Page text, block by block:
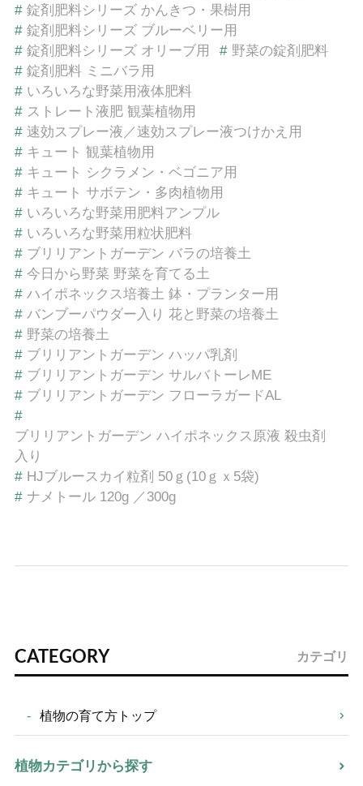
# 錠剤肥料シリーズ かんきつ・果樹用
# 錠剤肥料シリーズ ブルーベリー用
# 錠剤肥料シリーズ オリーブ用 # 野菜の錠剤肥料
# 錠剤肥料 ミニバラ用
# いろいろな野菜用液体肥料
# ストレート液肥 観葉植物用
# 速効スプレー液／速効スプレー液つけかえ用
# キュート 観葉植物用
# キュート シクラメン・ベゴニア用
# キュート サボテン・多肉植物用
# いろいろな野菜用肥料アンプル
# いろいろな野菜用粒状肥料
# ブリリアントガーデン バラの培養土
# 今日から野菜 野菜を育てる土
# ハイポネックス培養土 鉢・プランター用
# バンブーパウダー入り 花と野菜の培養土
# 野菜の培養土
# ブリリアントガーデン ハッパ乳剤
# ブリリアントガーデン サルバトーレME
# ブリリアントガーデン フローラガードAL
#
ブリリアントガーデン ハイポネックス原液 殺虫剤
入り
# HJブルースカイ粒剤 50ｇ(10ｇｘ5袋)
# ナメトール 120g ／300g
CATEGORY カテゴリ
植物の育て方トップ
植物カテゴリから探す